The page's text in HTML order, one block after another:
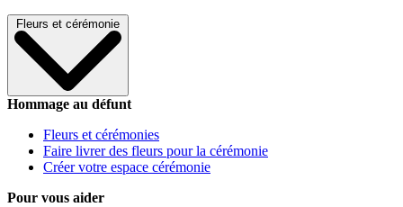
Fleurs et cérémonie
Hommage au défunt
Fleurs et cérémonies
Faire livrer des fleurs pour la cérémonie
Créer votre espace cérémonie
Pour vous aider